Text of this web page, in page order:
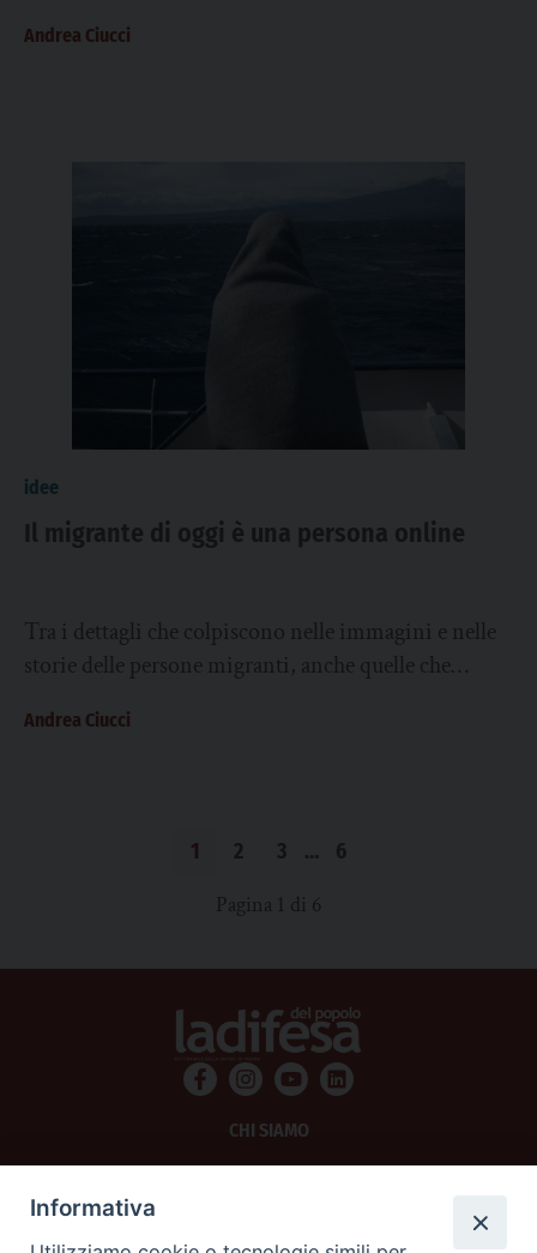
Andrea Ciucci
idee
Il migrante di oggi è una persona online
Tra i dettagli che colpiscono nelle immagini e nelle
storie delle persone migranti, anche quelle che
Andrea Ciucci
1 2 3 … 6
Pagina 1 di 6
CHI SIAMO
Informativa